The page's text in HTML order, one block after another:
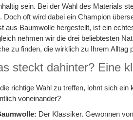
sein. Bei der Wahl des Materials
Doch oft wird dabei ein Champion
aus Baumwolle hergestellt, ist ein
nehmen wir die drei beliebtesten
zu finden, die wirklich zu Ihrem Alltag
steckt dahinter? Eine
richtige Wahl zu treffen, lohnt sich
voneinander?
Der Klassiker. Gewonnen